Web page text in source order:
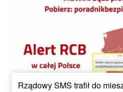
Rządowy SMS trafił do